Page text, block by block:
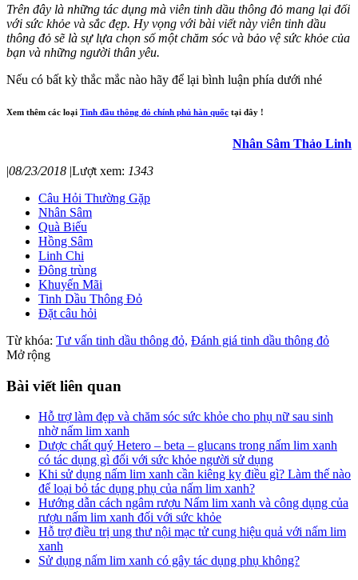
Trên đây là những tác dụng mà viên tinh dầu thông đỏ mang lại đối
với sức khỏe và sắc đẹp. Hy vọng với bài viết này viên tinh dầu
thông đỏ sẽ là sự lựa chọn số một chăm sóc và bảo vệ sức khỏe của
bạn và những người thân yêu.
Nếu có bất kỳ thắc mắc nào hãy để lại bình luận phía dưới nhé
Xem thêm các loại Tinh đầu thông đỏ chính phủ hàn quốc tại đây !
Nhân Sâm Thảo Linh
|08/23/2018 |Lượt xem: 1343
Câu Hỏi Thường Gặp
Nhân Sâm
Quà Biếu
Hồng Sâm
Linh Chi
Đông trùng
Khuyến Mãi
Tinh Dầu Thông Đỏ
Đặt câu hỏi
Từ khóa: Tư vấn tinh dầu thông đỏ, Đánh giá tinh dầu thông đỏ
Mở rộng
Bài viết liên quan
Hỗ trợ làm đẹp và chăm sóc sức khỏe cho phụ nữ sau sinh
nhờ nấm lim xanh
Dược chất quý Hetero – beta – glucans trong nấm lim xanh
có tác dụng gì đối với sức khỏe người sử dụng
Khi sử dụng nấm lim xanh cần kiêng kỵ điều gì? Làm thế nào
để loại bỏ tác dụng phụ của nấm lim xanh?
Hướng dẫn cách ngâm rượu Nấm lim xanh và công dụng của
rượu nấm lim xanh đối với sức khỏe
Hỗ trợ điều trị ung thư nội mạc tử cung hiệu quả với nấm lim
xanh
Sử dụng nấm lim xanh có gây tác dụng phụ không?